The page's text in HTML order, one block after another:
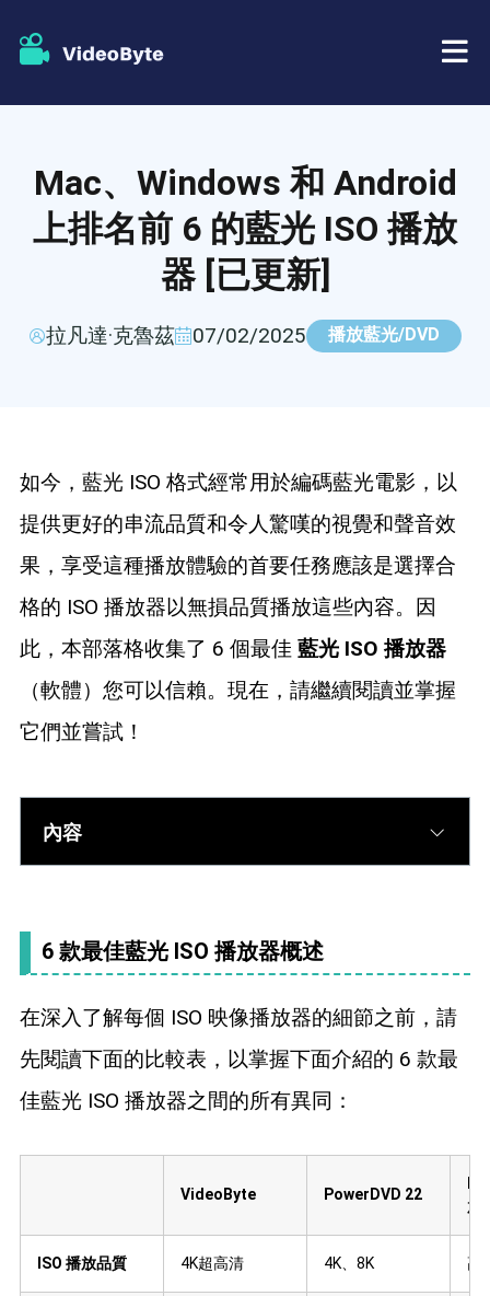
BD-DVD 開膛手
藍光播放器
支援
Mac、Windows 和 Android
上排名前 6 的藍光 ISO 播放
器 [已更新]
拉凡達·克魯茲 07/02/2025 播放藍光/DVD
如今，藍光 ISO 格式經常用於編碼藍光電影，以
提供更好的串流品質和令人驚嘆的視覺和聲音效
果，享受這種播放體驗的首要任務應該是選擇合
格的 ISO 播放器以無損品質播放這些內容。因
此，本部落格收集了 6 個最佳 藍光 ISO 播放器
（軟體）您可以信賴。現在，請繼續閱讀並掌握
它們並嘗試！
內容
6 款最佳藍光 ISO 播放器概述
在深入了解每個 ISO 映像播放器的細節之前，請
先閱讀下面的比較表，以掌握下面介紹的 6 款最
佳藍光 ISO 播放器之間的所有異同：
VideoByte PowerDVD 22
放
ISO 播放品質 4K超高清 4K、8K 高